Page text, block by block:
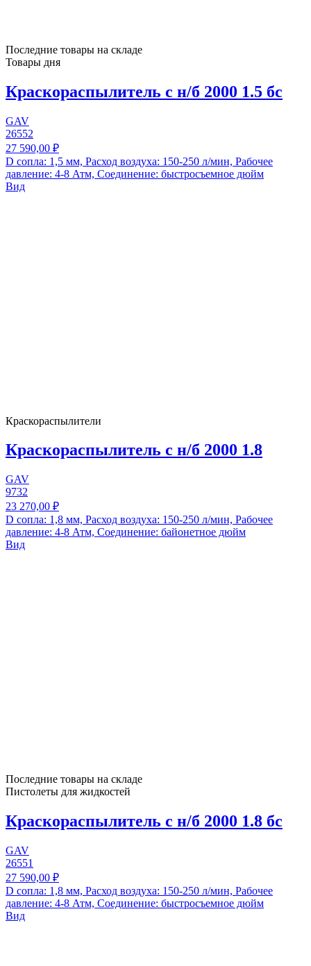
Последние товары на складе
Товары дня
Краскораспылитель с н/б 2000 1.5 бс
GAV
26552
27 590,00 ₽
D сопла: 1,5 мм, Расход воздуха: 150-250 л/мин, Рабочее
давление: 4-8 Атм, Соединение: быстросъемное дюйм
Вид
Краскораспылители
Краскораспылитель с н/б 2000 1.8
GAV
9732
23 270,00 ₽
D сопла: 1,8 мм, Расход воздуха: 150-250 л/мин, Рабочее
давление: 4-8 Атм, Соединение: байонетное дюйм
Вид
Последние товары на складе
Пистолеты для жидкостей
Краскораспылитель с н/б 2000 1.8 бс
GAV
26551
27 590,00 ₽
D сопла: 1,8 мм, Расход воздуха: 150-250 л/мин, Рабочее
давление: 4-8 Атм, Соединение: быстросъемное дюйм
Вид